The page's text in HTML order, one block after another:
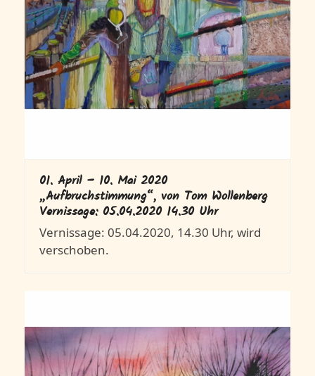
01. April – 10. Mai 2020
„Aufbruchstimmung“, von Tom Wollenberg
Vernissage: 05.04.2020 14.30 Uhr
Vernissage: 05.04.2020, 14.30 Uhr, wird
verschoben.